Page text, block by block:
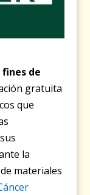
de
gratuita
que
la
materiales